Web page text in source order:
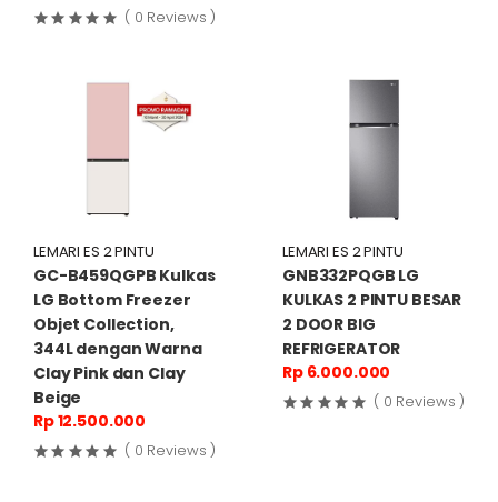
( 0 Reviews )
LEMARI ES 2 PINTU
GC-B459QGPB Kulkas
LG Bottom Freezer
Objet Collection,
344L dengan Warna
Clay Pink dan Clay
Beige
Rp 12.500.000
( 0 Reviews )
LEMARI ES 2 PINTU
GNB332PQGB LG
KULKAS 2 PINTU BESAR
2 DOOR BIG
REFRIGERATOR
Rp 6.000.000
( 0 Reviews )